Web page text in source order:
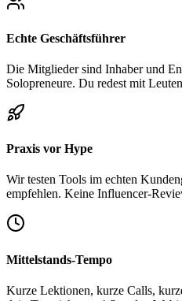
Echte Geschäftsführer
Die Mitglieder sind Inhaber und
Solopreneure. Du redest mit
Praxis vor Hype
Wir testen Tools im echten
empfehlen. Keine Influencer-
Mittelstands-Tempo
Kurze Lektionen, kurze Calls,